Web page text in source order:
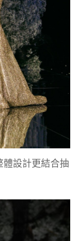
體設計更結合抽